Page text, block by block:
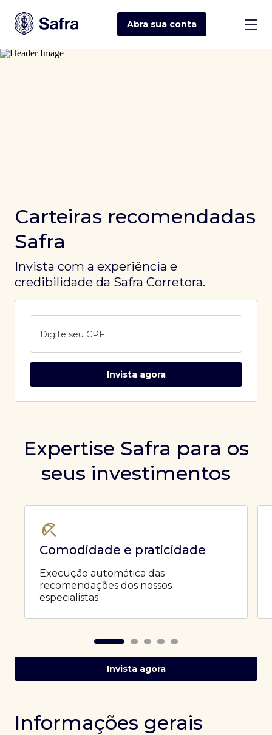
Abra sua conta
Carteiras recomendadas
Safra
Invista com a experiência e
credibilidade da Safra Corretora.
Digite seu CPF
Invista agora
Expertise Safra para os
seus investimentos
Comodidade e praticidade
Execução automática das
recomendações dos nossos
especialistas
Invista agora
Informações gerais